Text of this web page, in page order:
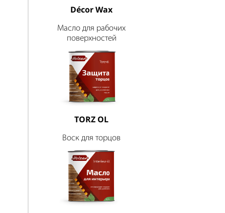
Décor Wax
Масло для рабочих
поверхностей
TORZ OL
Воск для торцов